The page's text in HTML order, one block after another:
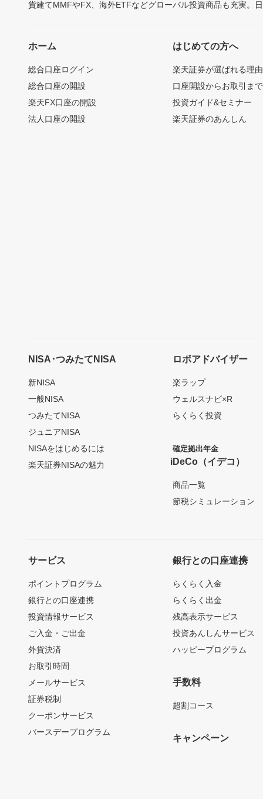
貨建てMMFやFX、海外ETFなどグローバル投資商品も充実。
ホーム
総合口座ログイン
総合口座の開設
楽天FX口座の開設
法人口座の開設
はじめての方へ
楽天証券が選ばれる理由
口座開設からお取引ま
投資ガイド&セミナー
楽天証券のあんしん
NISA･つみたてNISA
新NISA
一般NISA
つみたてNISA
ジュニアNISA
NISAをはじめるには
楽天証券NISAの魅力
ロボアドバイザー
楽ラップ
ウェルスナビ×R
らくらく投資
確定拠出年金
iDeCo（イデコ）
商品一覧
節税シミュレーション
サービス
ポイントプログラム
銀行との口座連携
投資情報サービス
ご入金・ご出金
外貨決済
お取引時間
メールサービス
証券税制
クーポンサービス
バースデープログラム
銀行との口座連携
らくらく入金
らくらく出金
残高表示サービス
投資あんしんサービス
ハッピープログラム
手数料
超割コース
キャンペーン